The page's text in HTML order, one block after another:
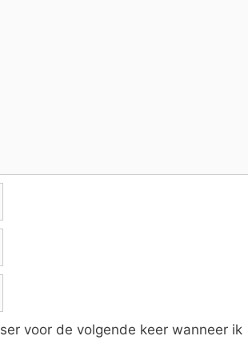
voor de volgende keer wanneer ik